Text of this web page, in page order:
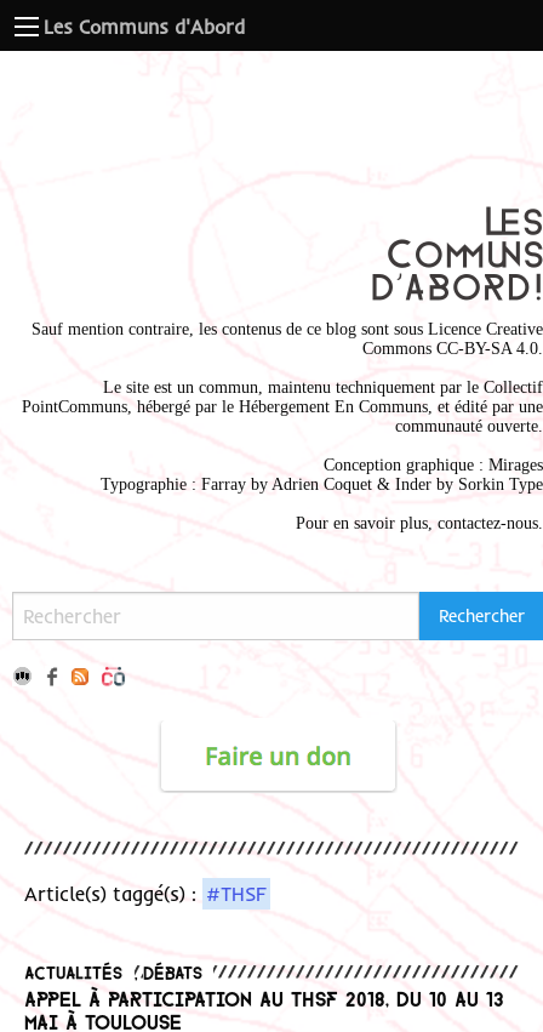
Les Communs d'Abord
Sauf mention contraire, les contenus de ce blog sont sous Licence Creative
Commons CC-BY-SA 4.0
Le site est un commun, maintenu techniquement par le Collectif
PointCommuns , hébergé par le Hébergement En Communs , et édité par une
communauté ouverte.
Conception graphique : Mirages
Typographie : Farray by Adrien Coquet & Inder by Sorkin Type
Pour en savoir plus, contactez-nous
Article(s) taggé(s) : #THSF
Actualités ,Débats
Appel à participation au THSF 2018, du 10 au 13
mai à Toulouse